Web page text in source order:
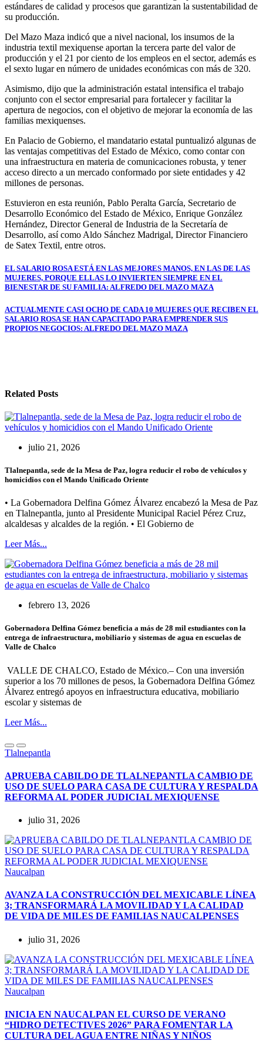
estándares de calidad y procesos que garantizan la sustentabilidad de
su producción.
Del Mazo Maza indicó que a nivel nacional, los insumos de la
industria textil mexiquense aportan la tercera parte del valor de
producción y el 21 por ciento de los empleos en el sector, además es
el sexto lugar en número de unidades económicas con más de 320.
Asimismo, dijo que la administración estatal intensifica el trabajo
conjunto con el sector empresarial para fortalecer y facilitar la
apertura de negocios, con el objetivo de mejorar la economía de las
familias mexiquenses.
En Palacio de Gobierno, el mandatario estatal puntualizó algunas de
las ventajas competitivas del Estado de México, como contar con
una infraestructura en materia de comunicaciones robusta, y tener
acceso directo a un mercado conformado por siete entidades y 42
millones de personas.
Estuvieron en esta reunión, Pablo Peralta García, Secretario de
Desarrollo Económico del Estado de México, Enrique González
Hernández, Director General de Industria de la Secretaría de
Desarrollo, así como Aldo Sánchez Madrigal, Director Financiero
de Satex Textil, entre otros.
Navegación
de
EL SALARIO ROSA ESTÁ EN LAS MEJORES MANOS, EN LAS DE LAS
MUJERES, PORQUE ELLAS LO INVIERTEN SIEMPRE EN EL
BIENESTAR DE SU FAMILIA: ALFREDO DEL MAZO MAZA
ACTUALMENTE CASI OCHO DE CADA 10 MUJERES QUE RECIBEN EL
SALARIO ROSA SE HAN CAPACITADO PARA EMPRENDER SUS
PROPIOS NEGOCIOS: ALFREDO DEL MAZO MAZA
Related Posts
julio 21, 2026
Tlalnepantla, sede de la Mesa de Paz, logra reducir el robo de vehículos y
homicidios con el Mando Unificado Oriente
• La Gobernadora Delfina Gómez Álvarez encabezó la Mesa de Paz
en Tlalnepantla, junto al Presidente Municipal Raciel Pérez Cruz,
alcaldesas y alcaldes de la región. • El Gobierno de
Leer Más...
febrero 13, 2026
Gobernadora Delfina Gómez beneficia a más de 28 mil estudiantes con la
entrega de infraestructura, mobiliario y sistemas de agua en escuelas de
Valle de Chalco
VALLE DE CHALCO, Estado de México.– Con una inversión
superior a los 70 millones de pesos, la Gobernadora Delfina Gómez
Álvarez entregó apoyos en infraestructura educativa, mobiliario
escolar y sistemas de
Leer Más...
Tlalnepantla
APRUEBA CABILDO DE TLALNEPANTLA CAMBIO DE
USO DE SUELO PARA CASA DE CULTURA Y RESPALDA
REFORMA AL PODER JUDICIAL MEXIQUENSE
julio 31, 2026
Naucalpan
AVANZA LA CONSTRUCCIÓN DEL MEXICABLE LÍNEA
3; TRANSFORMARÁ LA MOVILIDAD Y LA CALIDAD
DE VIDA DE MILES DE FAMILIAS NAUCALPENSES
julio 31, 2026
Naucalpan
INICIA EN NAUCALPAN EL CURSO DE VERANO
“HIDRO DETECTIVES 2026” PARA FOMENTAR LA
CULTURA DEL AGUA ENTRE NIÑAS Y NIÑOS